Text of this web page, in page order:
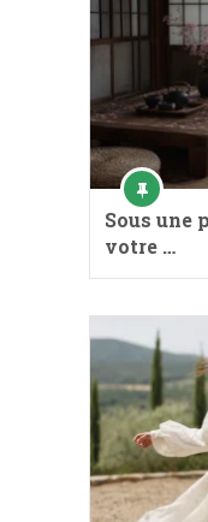
Sous une
votre …